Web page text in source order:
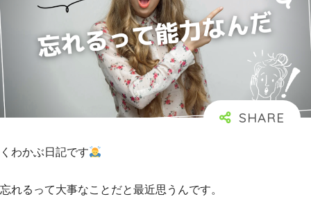
くわかぶ日記です
忘れるって大事なことだと最近思うんです。